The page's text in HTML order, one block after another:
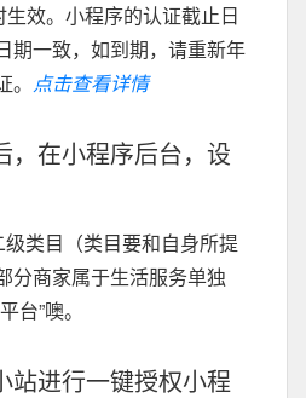
效。小程序的认证截止日
期一致，如到期，请重新年
点击查看详情
，在小程序后台，设
级类目（类目要和自身所提
分商家属于生活服务单独
台”噢。
站进行一键授权小程